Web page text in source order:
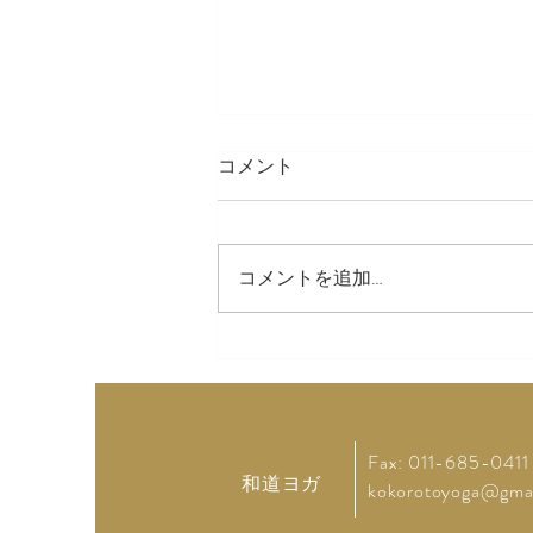
LINE スタンプ
コメント
コメントを追加…
和道ヨガ
Fax: 011-685-0411